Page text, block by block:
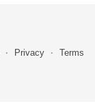
Privacy Terms